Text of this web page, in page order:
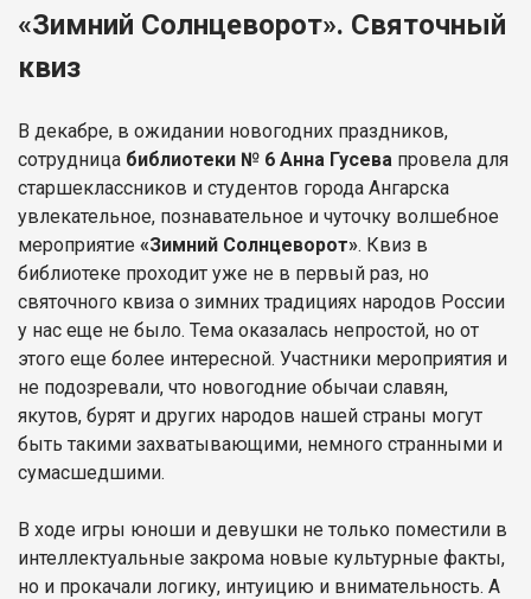
«Зимний Солнцеворот». Святочный
квиз
В декабре, в ожидании новогодних праздников,
сотрудница библиотеки № 6 Анна Гусева провела для
старшеклассников и студентов города Ангарска
увлекательное, познавательное и чуточку волшебное
мероприятие «Зимний Солнцеворот». Квиз в
библиотеке проходит уже не в первый раз, но
святочного квиза о зимних традициях народов России
у нас еще не было. Тема оказалась непростой, но от
этого еще более интересной. Участники мероприятия и
не подозревали, что новогодние обычаи славян,
якутов, бурят и других народов нашей страны могут
быть такими захватывающими, немного странными и
сумасшедшими.
В ходе игры юноши и девушки не только поместили в
интеллектуальные закрома новые культурные факты,
но и прокачали логику, интуицию и внимательность. А